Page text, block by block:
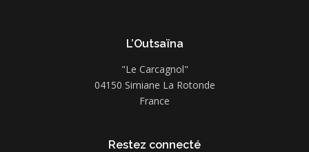
L’Outsaïna
"Le Carcagnol"
04150 Simiane La Rotonde
France
Restez connecté